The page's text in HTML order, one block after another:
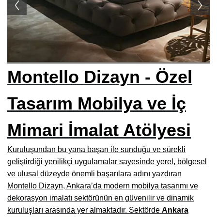
Siteler Mobilyacılar, Mobilya Mağazaları, İmalatçıları
İnegöl Mobilyacılar, Mobilya Mağazaları, Firmaları
Modoko Mobilya Mağazaları, Modoko Mobilya İstanbul
Kayseri Mobilya Firmaları, Fabrikaları, İhracatçıları
İzmir Mobilya Mağazaları, Firmaları, İmalatçıları
Bursa Mobilyacılar, Mobilya Fabrikaları, Üreticileri
Gaziantep Mobilya Mağazaları, İmalatçıları, Üreticileri
Konya Mobilyacıları, Mobilya Mağazaları, Fabrikaları
Kocaeli Mobilyacılar, Mobilya Firmaları, Üreticileri, Mağazaları
Adana Mobilyacılar, Mobilya Mağazaları, Üretici Firmaları
Amasya Mobilyacılar, Mobilya Mağazaları, İmalatçıları
Montello Dizayn - Özel
Tasarım Mobilya ve İç
Mimari İmalat Atölyesi
Kuruluşundan bu yana başarı ile sunduğu ve sürekli
geliştirdiği yenilikçi uygulamalar sayesinde yerel, bölgesel
ve ulusal düzeyde önemli başarılara adını yazdıran
Montello Dizayn, Ankara’da modern mobilya tasarımı ve
dekorasyon imalatı sektörünün en güvenilir ve dinamik
kuruluşları arasında yer almaktadır. Sektörde Ankara